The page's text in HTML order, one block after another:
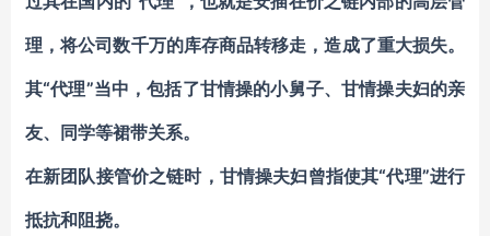
理，将公司数千万的库存商品转移走，造成了重大损失。
其“代理”当中，包括了甘情操的小舅子、甘情操夫妇的亲
友、同学等裙带关系。
在新团队接管价之链时，甘情操夫妇曾指使其“代理”进行
抵抗和阻挠。